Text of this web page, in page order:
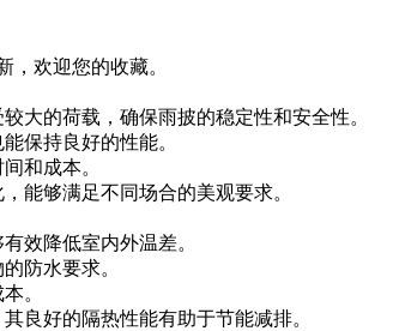
，欢迎您的收藏。
大的荷载，确保雨披的稳定性和安全性。
保持良好的性能。
和成本。
够满足不同场合的美观要求。
效降低室内外温差。
防水要求。
。
好的隔热性能有助于节能减排。